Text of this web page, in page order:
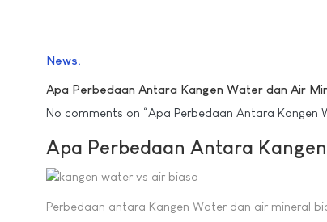
News
Apa Perbedaan Antara Kangen Water dan Air
No comments on “Apa Perbedaan Antara Kangen
Apa Perbedaan Antara
Perbedaan antara Kangen Water dan air mineral